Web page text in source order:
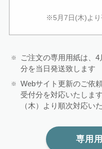
※5月7日(木)より
ご注文の専用用紙は、
分を当日発送致します
Webサイト更新のご依
受付分を対応いたしま
（木）より順次対応い
専用